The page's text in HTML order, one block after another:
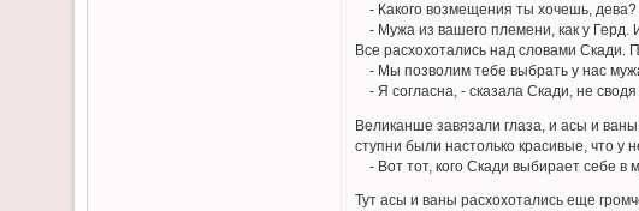
- Какого возмещения ты хочешь, дева?
- Мужа из вашего племени, как у Герд.
Все расхохотались над словами Скади.
- Мы позволим тебе выбрать у нас
- Я согласна, - сказала Скади, не сводя
Великанше завязали глаза, и асы и ваны
ступни были настолько красивые, что у
- Вот тот, кого Скади выбирает себе в
Тут асы и ваны расхохотались еще